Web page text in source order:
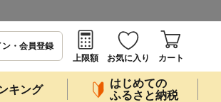
ン・会員登録
上限額
お気に入り カート
キング
はじめての
ふるさと納税